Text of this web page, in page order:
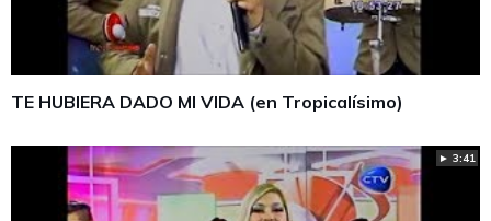
TE HUBIERA DADO MI VIDA (en Tropicalísimo)
► 3:41